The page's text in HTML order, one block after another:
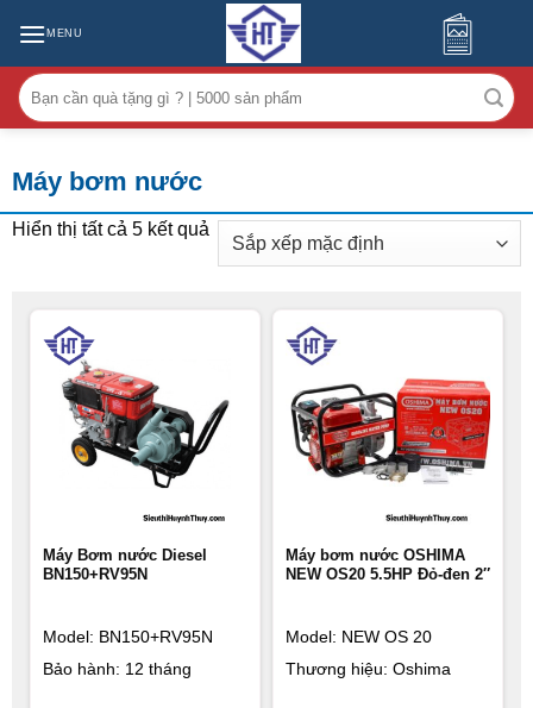
MENU
Tìm
kiếm:
Máy bơm nước
Hiển thị tất cả 5 kết quả
Máy Bơm nước Diesel
BN150+RV95N
Model: BN150+RV95N
Bảo hành: 12 tháng
Máy bơm nước OSHIMA
NEW OS20 5.5HP Đỏ-đen 2″
Model: NEW OS 20
Thương hiệu: Oshima